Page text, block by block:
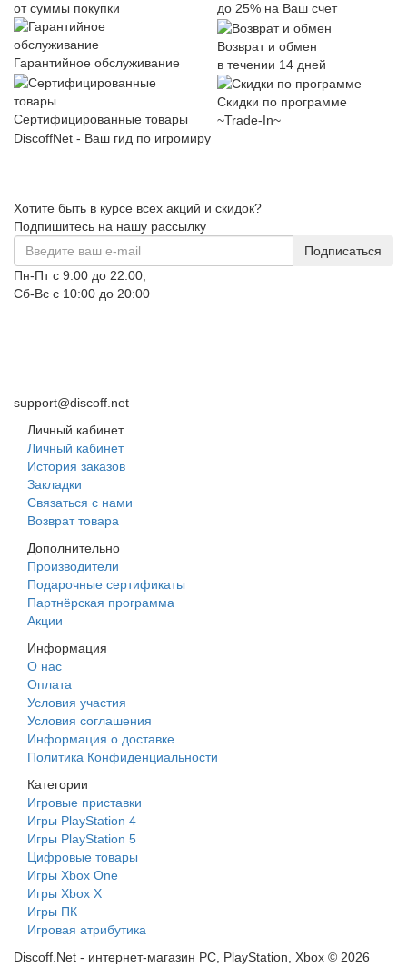
от суммы покупки
до 25% на Ваш счет
Гарантийное обслуживание
Возврат и обмен
в течении 14 дней
Сертифицированные товары
Скидки по программе
~Trade-In~
DiscoffNet - Ваш гид по игромиру
Хотите быть в курсе всех акций и скидок?
Подпишитесь на нашу рассылку
Подписаться
Пн-Пт с 9:00 до 22:00,
Сб-Вс с 10:00 до 20:00
support@discoff.net
Личный кабинет
Личный кабинет
История заказов
Закладки
Связаться с нами
Возврат товара
Дополнительно
Производители
Подарочные сертификаты
Партнёрская программа
Акции
Информация
О нас
Оплата
Условия участия
Условия соглашения
Информация о доставке
Политика Конфиденциальности
Категории
Игровые приставки
Игры PlayStation 4
Игры PlayStation 5
Цифровые товары
Игры Xbox One
Игры Xbox X
Игры ПК
Игровая атрибутика
Discoff.Net - интернет-магазин PC, PlayStation, Xbox © 2026